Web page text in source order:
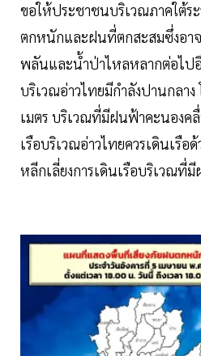
ขอให้ประชาชนบริเวณภาคใต้ร
ตกหนักและฝนที่ตกสะสมซึ่งอา
พลันและน้ำป่าไหลหลากต่อไป
บริเวณอ่าวไทยมีกำลังปานกลาง
เมตร บริเวณที่มีฝนฟ้าคะนองคลื่
เรือบริเวณอ่าวไทยควรเดินเรือ
หลีกเลี่ยงการเดินเรือบริเวณที่